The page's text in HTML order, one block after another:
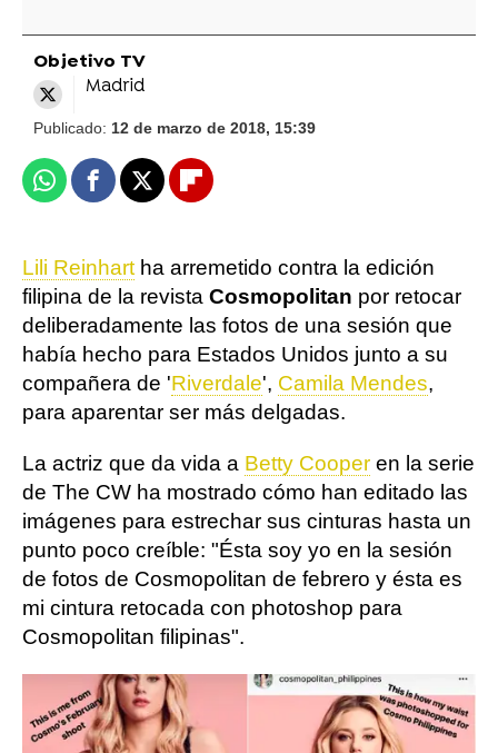
Objetivo TV
Madrid
Publicado: 12 de marzo de 2018, 15:39
WhatsappFacebook
X Flipboard
Lili Reinhart ha arremetido contra la edición
filipina de la revista Cosmopolitan por retocar
deliberadamente las fotos de una sesión que
había hecho para Estados Unidos junto a su
compañera de 'Riverdale', Camila Mendes,
para aparentar ser más delgadas.
La actriz que da vida a Betty Cooper en la serie
de The CW ha mostrado cómo han editado las
imágenes para estrechar sus cinturas hasta un
punto poco creíble: "Ésta soy yo en la sesión
de fotos de Cosmopolitan de febrero y ésta es
mi cintura retocada con photoshop para
Cosmopolitan filipinas".